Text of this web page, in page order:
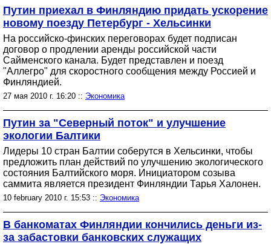
Путин приехал в Финляндию придать ускорение
новому поезду Петербург - Хельсинки
На российско-финских переговорах будет подписан
договор о продлении аренды российской части
Сайменского канала. Будет представлен и поезд
"Аллегро" для скоростного сообщения между Россией и
Финляндией.
27 мая 2010 г. 16:20 :: Экономика
Путин за "Северный поток" и улучшение
экологии Балтики
Лидеры 10 стран Балтии соберутся в Хельсинки, чтобы
предложить план действий по улучшению экологического
состояния Балтийского моря. Инициатором созыва
саммита является президент Финляндии Тарья Халонен.
10 february 2010 г. 15:53 :: Экономика
В банкоматах Финляндии кончились деньги из-
за забастовки банковских служащих